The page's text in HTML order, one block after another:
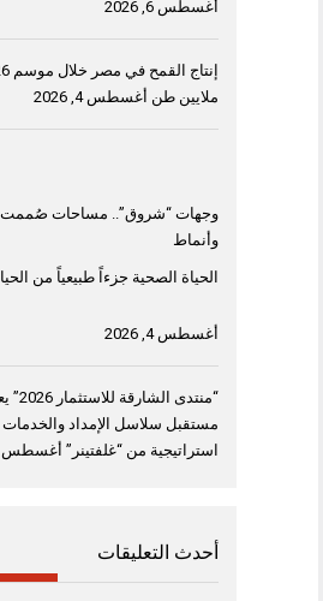
أغسطس 6, 2026
ملايين طن أغسطس 4, 2026
وجهات “شروق”.. مساحات صُممت
وأنماط
الحياة الصحية جزءاً طبيعياً من
أغسطس 4, 2026
مستقبل سلاسل الإمداد والخدمات
استراتيجية من “غلفتينر” أغسطس 4,
أحدث التعليقات